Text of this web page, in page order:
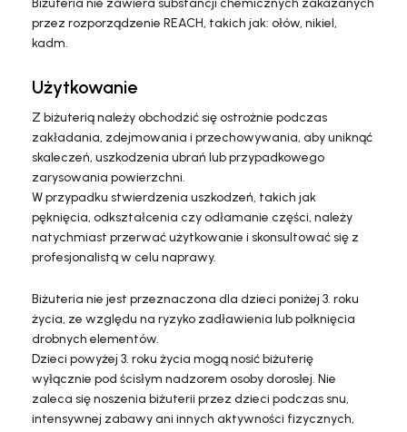
Biżuteria nie zawiera substancji chemicznych zakazanych
przez rozporządzenie REACH, takich jak: ołów, nikiel,
kadm.
Użytkowanie
Z biżuterią należy obchodzić się ostrożnie podczas
zakładania, zdejmowania i przechowywania, aby uniknąć
skaleczeń, uszkodzenia ubrań lub przypadkowego
zarysowania powierzchni.
W przypadku stwierdzenia uszkodzeń, takich jak
pęknięcia, odkształcenia czy odłamanie części, należy
natychmiast przerwać użytkowanie i skonsultować się z
profesjonalistą w celu naprawy.
Biżuteria nie jest przeznaczona dla dzieci poniżej 3. roku
życia, ze względu na ryzyko zadławienia lub połknięcia
drobnych elementów.
Dzieci powyżej 3. roku życia mogą nosić biżuterię
wyłącznie pod ścisłym nadzorem osoby dorosłej. Nie
zaleca się noszenia biżuterii przez dzieci podczas snu,
intensywnej zabawy ani innych aktywności fizycznych,